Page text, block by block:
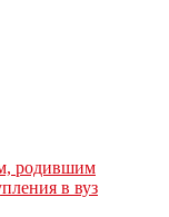
родившим
в вуз